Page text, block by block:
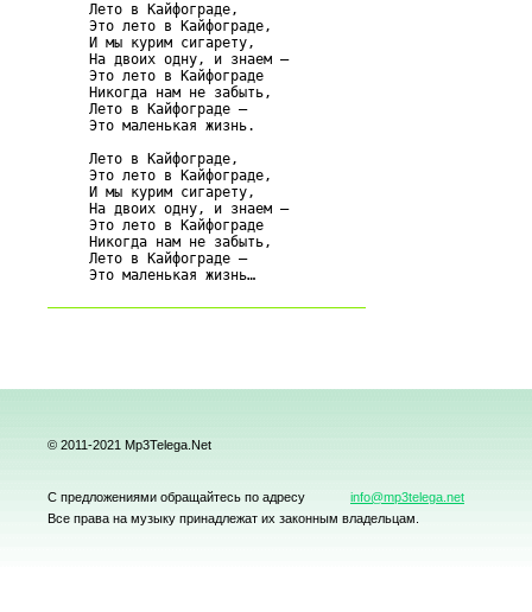
     Лето в Кайфограде,
     Это лето в Кайфограде,
     И мы курим сигарету,
     На двоих одну, и знаем –
     Это лето в Кайфограде
     Никогда нам не забыть,
     Лето в Кайфограде –
     Это маленькая жизнь.
     Лето в Кайфограде,
     Это лето в Кайфограде,
     И мы курим сигарету,
     На двоих одну, и знаем –
     Это лето в Кайфограде
     Никогда нам не забыть,
     Лето в Кайфограде –
© 2011-2021 Mp3Telega.Net
С предложениями обращайтесь по адресу
info@mp3telega.net
Все права на музыку принадлежат их законным владельцам.